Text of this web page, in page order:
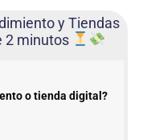
y Tiendas
2 minutos
o tienda digital?